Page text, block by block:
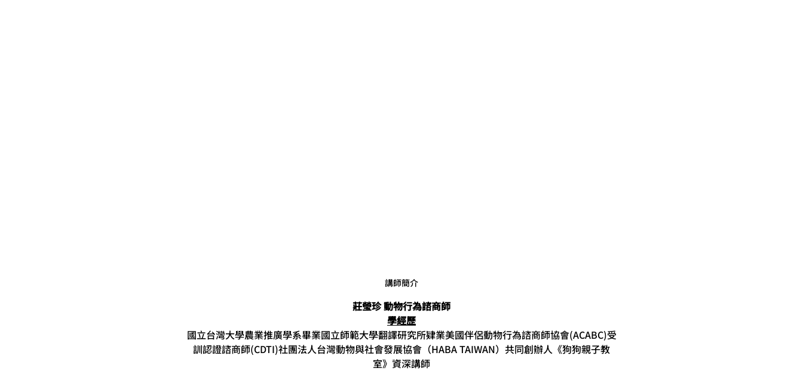
講師簡介
莊瑩珍 動物行為諮商師
學經歷
國立台灣大學農業推廣學系畢業國立師範大學翻譯研究所肄業美國伴侶動物行為諮商師協會(ACABC)受
訓認證諮商師(CDTI)社團法人台灣動物與社會發展協會（HABA TAIWAN）共同創辦人《狗狗親子教
室》資深講師